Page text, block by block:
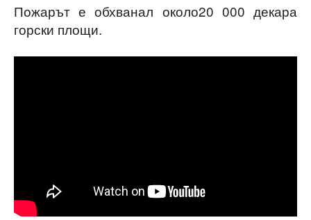
Пожарът е обхванал около20 000 декара
горски площи.